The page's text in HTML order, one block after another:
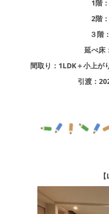
1階
2階
３階
延べ床
間取り：1LDK＋小上が
引渡：